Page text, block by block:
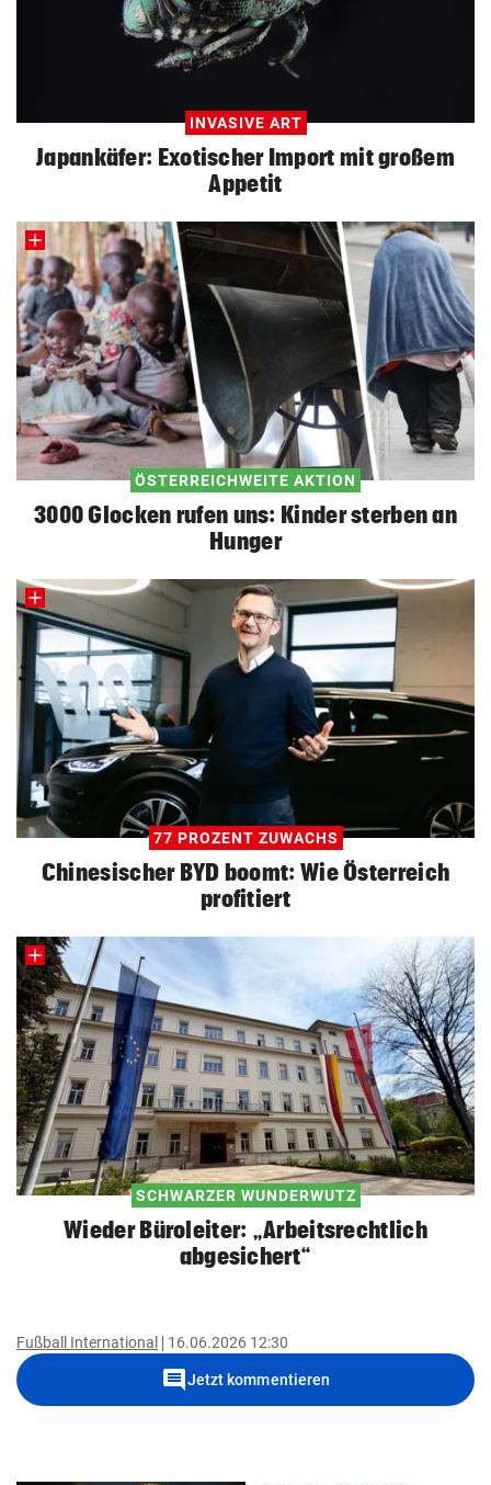
INVASIVE ART
Japankäfer: Exotischer Import mit großem
Appetit
ÖSTERREICHWEITE AKTION
3000 Glocken rufen uns: Kinder sterben an
Hunger
77 PROZENT ZUWACHS
Chinesischer BYD boomt: Wie Österreich
profitiert
SCHWARZER WUNDERWUTZ
Wieder Büroleiter: „Arbeitsrechtlich
abgesichert“
Fußball International 16.06.2026 12:30
commentJetzt kommentieren